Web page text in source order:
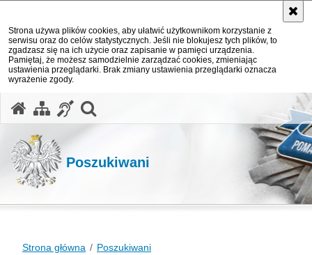
Strona używa plików cookies, aby ułatwić użytkownikom korzystanie z
serwisu oraz do celów statystycznych. Jeśli nie blokujesz tych plików, to
zgadzasz się na ich użycie oraz zapisanie w pamięci urządzenia.
Pamiętaj, że możesz samodzielnie zarządzać cookies, zmieniając
ustawienia przeglądarki. Brak zmiany ustawienia przeglądarki oznacza
wyrażenie zgody.
Poszukiwani
Strona główna Poszukiwani